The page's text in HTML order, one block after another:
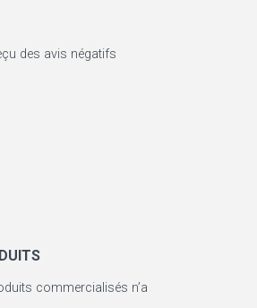
des avis négatifs
commercialisés n’a